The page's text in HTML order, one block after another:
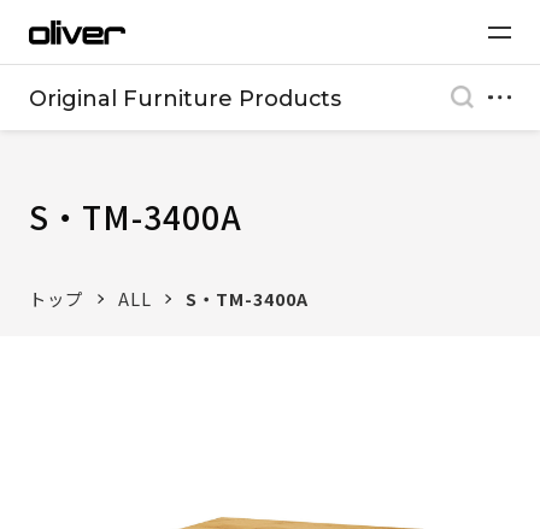
Original Furniture Products
S・TM-3400A
トップ ALL S・TM-3400A